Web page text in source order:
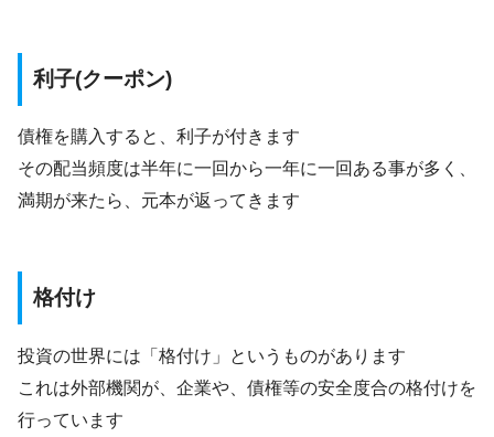
利子(クーポン)
債権を購入すると、利子が付きます
その配当頻度は半年に一回から一年に一回ある事が多く、
満期が来たら、元本が返ってきます
格付け
投資の世界には「格付け」というものがあります
これは外部機関が、企業や、債権等の安全度合の格付けを
行っています